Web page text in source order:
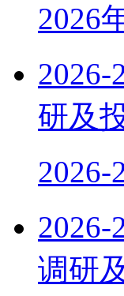
2026
2026-
研及
2026-
2026-
调研